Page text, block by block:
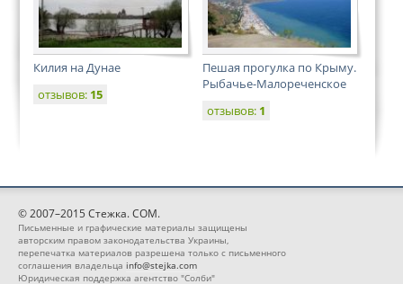
Килия на Дунае
отзывов: 15
Пешая прогулка по Крыму.
Рыбачье-Малореченское
отзывов: 1
© 2007–2015 Стежка. COM.
Письменные и графические материалы защищены
авторским правом законодательства Украины,
перепечатка материалов разрешена только с письменного
соглашения владельца info@stejka.com
Юридическая поддержка агентство "Солби"